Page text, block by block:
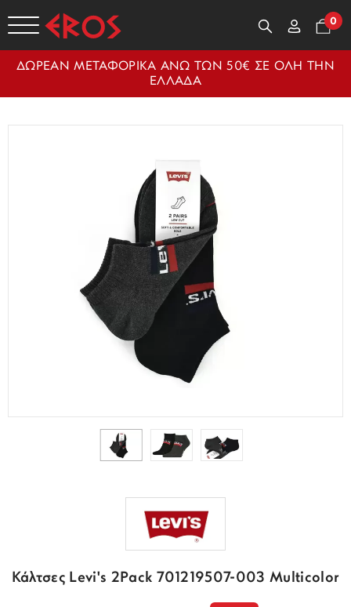
0
ΔΩΡΕΑΝ ΜΕΤΑΦΟΡΙΚΑ ΑΝΩ ΤΩΝ 50€ ΣΕ ΟΛΗ ΤΗΝ
ΕΛΛΑΔΑ
Κάλτσες Levi's 2Pack 701219507-003 Multicolor